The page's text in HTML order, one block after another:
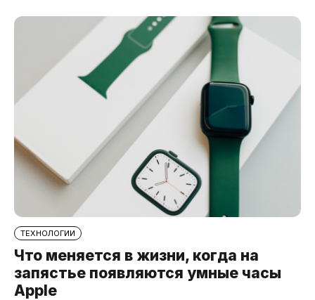
ТЕХНОЛОГИИ
Что меняется в жизни, когда на
запястье появляются умные часы
Apple